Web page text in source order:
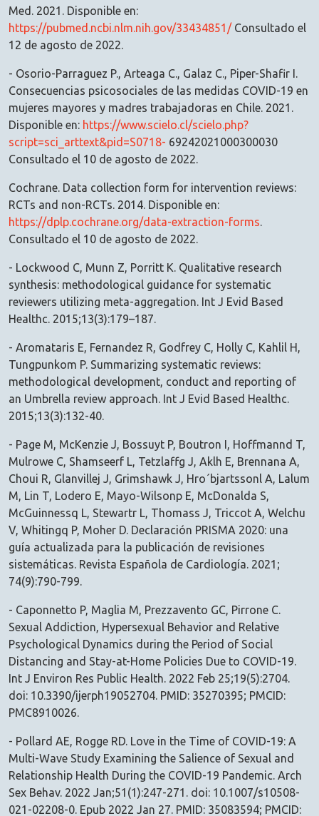
Med. 2021. Disponible en:
https://pubmed.ncbi.nlm.nih.gov/33434851/Consultado el
12 de agosto de 2022.
- Osorio-Parraguez P., Arteaga C., Galaz C., Piper-Shafir I.
Consecuencias psicosociales de las medidas COVID-19 en
mujeres mayores y madres trabajadoras en Chile. 2021.
Disponible en: https://www.scielo.cl/scielo.php?
script=sci_arttext&pid=S0718- 69242021000300030
Consultado el 10 de agosto de 2022.
Cochrane. Data collection form for intervention reviews:
RCTs and non-RCTs. 2014. Disponible en:
https://dplp.cochrane.org/data-extraction-forms.
Consultado el 10 de agosto de 2022.
- Lockwood C, Munn Z, Porritt K. Qualitative research
synthesis: methodological guidance for systematic
reviewers utilizing meta-aggregation. Int J Evid Based
Healthc. 2015;13(3):179–187.
- Aromataris E, Fernandez R, Godfrey C, Holly C, Kahlil H,
Tungpunkom P. Summarizing systematic reviews:
methodological development, conduct and reporting of
an Umbrella review approach. Int J Evid Based Healthc.
2015;13(3):132-40.
- Page M, McKenzie J, Bossuyt P, Boutron I, Hoffmannd T,
Mulrowe C, Shamseerf L, Tetzlaffg J, Aklh E, Brennana A,
Choui R, Glanvillej J, Grimshawk J, Hro´bjartssonl A, Lalum
M, Lin T, Lodero E, Mayo-Wilsonp E, McDonalda S,
McGuinnessq L, Stewartr L, Thomass J, Triccot A, Welchu
V, Whitingq P, Moher D. Declaración PRISMA 2020: una
guía actualizada para la publicación de revisiones
sistemáticas. Revista Española de Cardiología. 2021;
74(9):790-799.
- Caponnetto P, Maglia M, Prezzavento GC, Pirrone C.
Sexual Addiction, Hypersexual Behavior and Relative
Psychological Dynamics during the Period of Social
Distancing and Stay-at-Home Policies Due to COVID-19.
Int J Environ Res Public Health. 2022 Feb 25;19(5):2704.
doi: 10.3390/ijerph19052704. PMID: 35270395; PMCID:
PMC8910026.
- Pollard AE, Rogge RD. Love in the Time of COVID-19: A
Multi-Wave Study Examining the Salience of Sexual and
Relationship Health During the COVID-19 Pandemic. Arch
Sex Behav. 2022 Jan;51(1):247-271. doi: 10.1007/s10508-
021-02208-0. Epub 2022 Jan 27. PMID: 35083594; PMCID: